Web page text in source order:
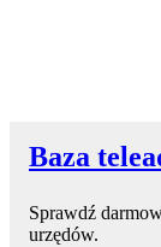
Baza
Sprawdź
urzędów.